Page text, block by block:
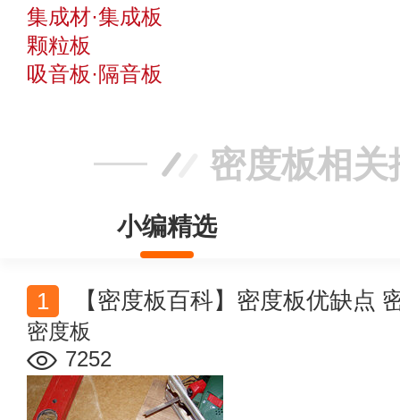
集成材·集成板
颗粒板
吸音板·隔音板
密度板相关
小编精选
【密度板百科】密度板优缺点
密度板
7252